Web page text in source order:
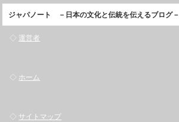
ジャパノート －日本の文化と伝統を伝えるブログ－
◇ 運営者
◇ ホーム
◇ サイトマップ